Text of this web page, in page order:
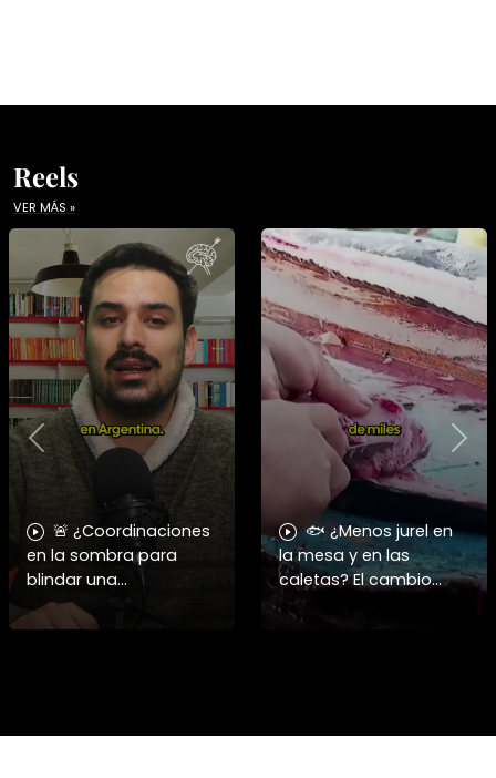
Reels
VER MÁS »
🚨 ¿Coordinaciones
en la sombra para
blindar una
candidatura
presidencial? Nuevos
🐟 ¿Menos jurel en
la mesa y en las
caletas? El cambio
climático y El Niño
alteran las aguas
Previous